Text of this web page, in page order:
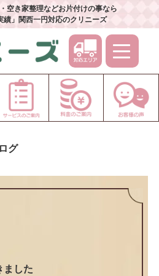
空き家整理などお片付けの事なら
績」関西一円対応のクリニーズ
グ
ました